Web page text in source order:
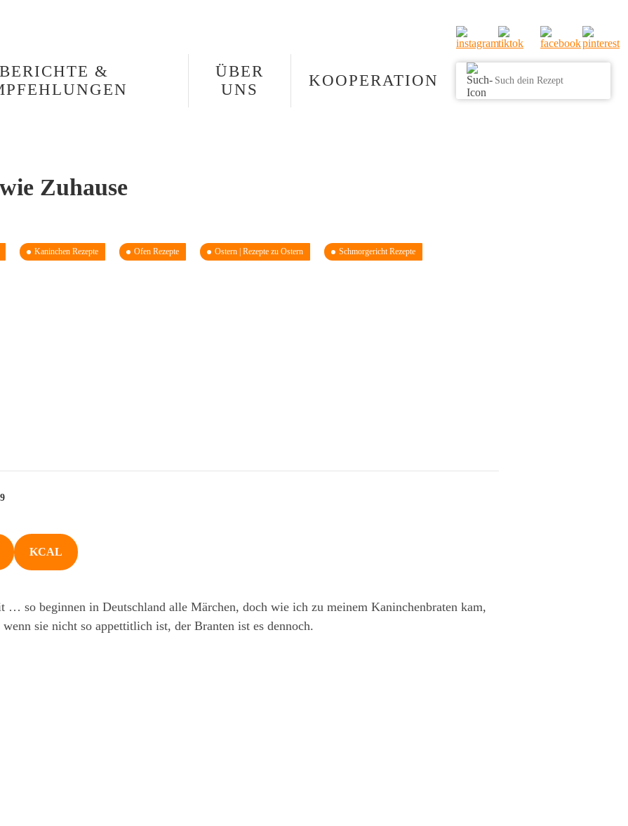
BERICHTE &
ÜBER
UNS
KOOPERATION
Zuhause
Kaninchen Rezepte Ofen Rezepte Ostern | Rezepte zu Ostern Schmorgericht Rezepte
KCAL
… so beginnen in Deutschland alle Märchen, doch wie ich zu meinem Kaninchenbraten kam,
sie nicht so appettitlich ist, der Branten ist es dennoch.